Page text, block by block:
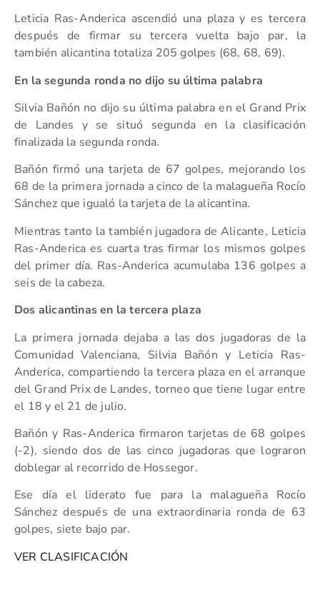
Leticia Ras-Anderica ascendió una plaza y es tercera
después de firmar su tercera vuelta bajo par, la
también alicantina totaliza 205 golpes (68, 68, 69).
En la segunda ronda no dijo su última palabra
Silvia Bañón no dijo su última palabra en el Grand Prix
de Landes y se situó segunda en la clasificación
finalizada la segunda ronda.
Bañón firmó una tarjeta de 67 golpes, mejorando los
68 de la primera jornada a cinco de la malagueña Rocío
Sánchez que igualó la tarjeta de la alicantina.
Mientras tanto la también jugadora de Alicante, Leticia
Ras-Anderica es cuarta tras firmar los mismos golpes
del primer día. Ras-Anderica acumulaba 136 golpes a
seis de la cabeza.
Dos alicantinas en la tercera plaza
La primera jornada dejaba a las dos jugadoras de la
Comunidad Valenciana, Silvia Bañón y Leticia Ras-
Anderica, compartiendo la tercera plaza en el arranque
del Grand Prix de Landes, torneo que tiene lugar entre
el 18 y el 21 de julio.
Bañón y Ras-Anderica firmaron tarjetas de 68 golpes
(-2), siendo dos de las cinco jugadoras que lograron
doblegar al recorrido de Hossegor.
Ese día el liderato fue para la malagueña Rocío
Sánchez después de una extraordinaria ronda de 63
golpes, siete bajo par.
VER CLASIFICACIÓN